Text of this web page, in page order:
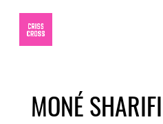
MONÉ SHARIFI